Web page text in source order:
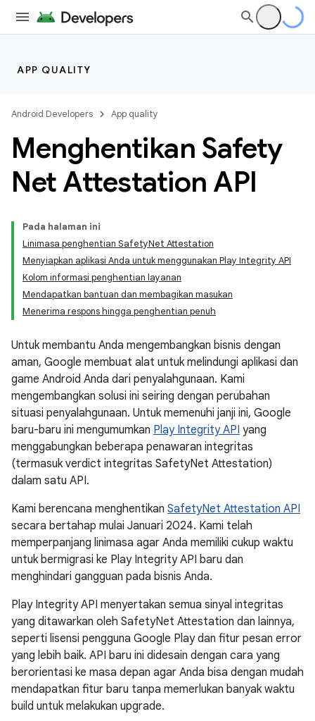
APP QUALITY
Android Developers App quality
Menghentikan Safety
Net Attestation API
Pada halaman ini
Linimasa penghentian SafetyNet Attestation
Menyiapkan aplikasi Anda untuk menggunakan Play Integrity API
Kolom informasi penghentian layanan
Mendapatkan bantuan dan membagikan masukan
Menerima respons hingga penghentian penuh
Untuk membantu Anda mengembangkan bisnis dengan
aman, Google membuat alat untuk melindungi aplikasi dan
game Android Anda dari penyalahgunaan. Kami
mengembangkan solusi ini seiring dengan perubahan
situasi penyalahgunaan. Untuk memenuhi janji ini, Google
baru-baru ini mengumumkan Play Integrity API yang
menggabungkan beberapa penawaran integritas
(termasuk verdict integritas SafetyNet Attestation)
dalam satu API.
Kami berencana menghentikan SafetyNet Attestation API
secara bertahap mulai Januari 2024. Kami telah
memperpanjang linimasa agar Anda memiliki cukup waktu
untuk bermigrasi ke Play Integrity API baru dan
menghindari gangguan pada bisnis Anda.
Play Integrity API menyertakan semua sinyal integritas
yang ditawarkan oleh SafetyNet Attestation dan lainnya,
seperti lisensi pengguna Google Play dan fitur pesan error
yang lebih baik. API baru ini didesain dengan cara yang
berorientasi ke masa depan agar Anda bisa dengan mudah
mendapatkan fitur baru tanpa memerlukan banyak waktu
build untuk melakukan upgrade.